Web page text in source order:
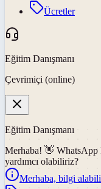
Ücretler
Eğitim Danışmanı
Çevrimiçi (online)
Eğitim Danışmanı
Merhaba! 👋 WhatsApp
yardımcı olabiliriz?
Merhaba, bilgi